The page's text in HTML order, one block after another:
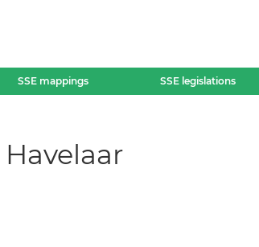
SSE mappings SSE legislations